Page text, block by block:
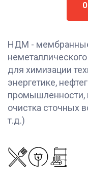
НДМ -
для химизации
энергетике,
промышленности,
очистка сточных
т.д.)